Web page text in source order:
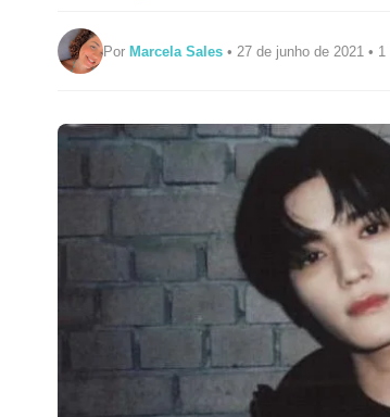
PorMarcela Sales • 27 de junho de 2021 •